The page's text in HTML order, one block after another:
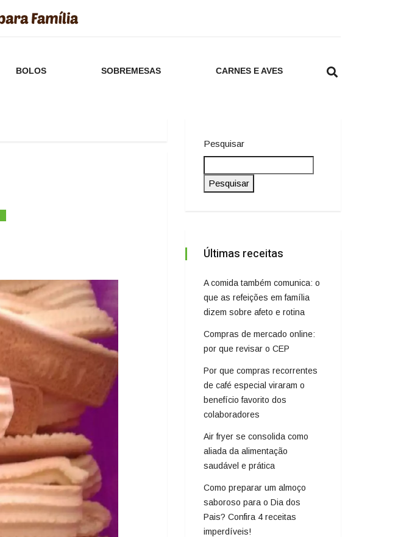
BOLOS SOBREMESAS CARNES E AVES
Pesquisar
Pesquisar
Últimas receitas
A comida também comunica: o
que as refeições em família
dizem sobre afeto e rotina
Compras de mercado online:
por que revisar o CEP
Por que compras recorrentes
de café especial viraram o
benefício favorito dos
colaboradores
Air fryer se consolida como
aliada da alimentação
saudável e prática
Como preparar um almoço
saboroso para o Dia dos
Pais? Confira 4 receitas
imperdíveis!